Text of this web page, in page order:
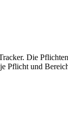
Die
und